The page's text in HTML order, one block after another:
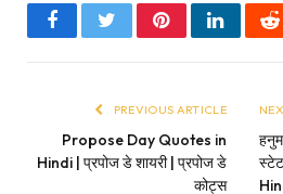
FacebookTwitterPinterest
PREVIOUS ARTICLE
Propose Day Quotes in
Hindi | प्रपोज डे शायरी | प्रपोज डे
कोट्स